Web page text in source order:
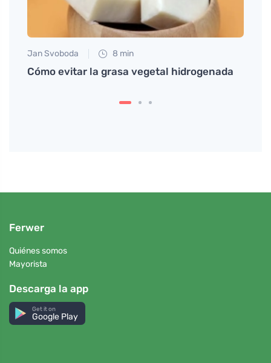
Jan Svoboda 8 min
Cómo evitar la grasa vegetal hidrogenada
Ferwer
Quiénes somos
Mayorista
Descarga la app
Get it on
Google Play